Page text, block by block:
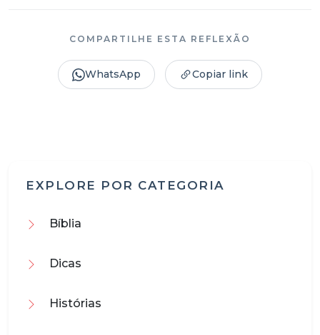
COMPARTILHE ESTA REFLEXÃO
WhatsApp Copiar link
EXPLORE POR CATEGORIA
Bíblia
Dicas
Histórias